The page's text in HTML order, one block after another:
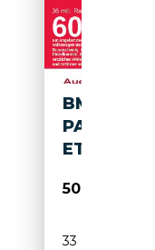
BMW I
PANO/
ET/
50 768€
33 003 km